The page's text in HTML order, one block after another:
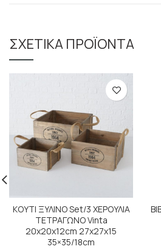
ΣΧΕΤΙΚΆ ΠΡΟΪΌΝΤΑ
ΚΟΥΤΙ ΞΥΛΙΝΟ Set/3 ΧΕΡΟΥΛΙΑ
ΤΕΤΡΑΓΩΝΟ Vinta
20x20x12cm 27x27x15
35×35/18cm